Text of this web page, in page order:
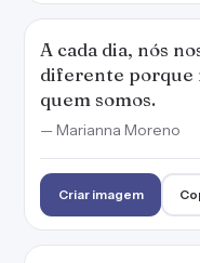
A cada dia, nós
diferente porque
quem somos.
— Marianna Moreno
Criar imagem